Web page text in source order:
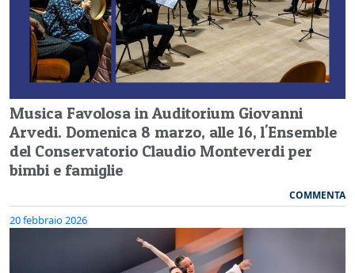
Musica Favolosa in Auditorium Giovanni
Arvedi. Domenica 8 marzo, alle 16, l'Ensemble
del Conservatorio Claudio Monteverdi per
bimbi e famiglie
COMMENTA
20 febbraio 2026